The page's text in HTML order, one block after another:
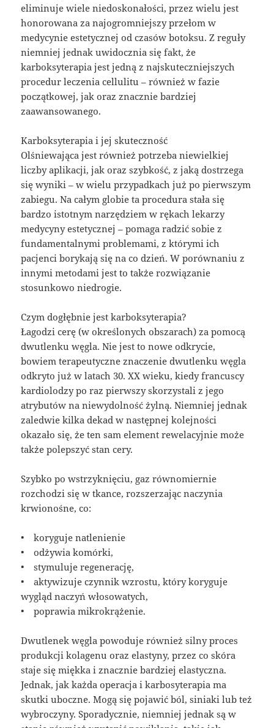
eliminuje wiele niedoskonałości, przez wielu jest
honorowana za najogromniejszy przełom w
medycynie estetycznej od czasów botoksu. Z reguły
niemniej jednak uwidocznia się fakt, że
karboksyterapia jest jedną z najskuteczniejszych
procedur leczenia cellulitu – również w fazie
początkowej, jak oraz znacznie bardziej
zaawansowanego.
Karboksyterapia i jej skuteczność
Olśniewająca jest również potrzeba niewielkiej
liczby aplikacji, jak oraz szybkość, z jaką dostrzega
się wyniki – w wielu przypadkach już po pierwszym
zabiegu. Na całym globie ta procedura stała się
bardzo istotnym narzędziem w rękach lekarzy
medycyny estetycznej – pomaga radzić sobie z
fundamentalnymi problemami, z którymi ich
pacjenci borykają się na co dzień. W porównaniu z
innymi metodami jest to także rozwiązanie
stosunkowo niedrogie.
Czym dogłębnie jest karboksyterapia?
Łagodzi cerę (w określonych obszarach) za pomocą
dwutlenku węgla. Nie jest to nowe odkrycie,
bowiem terapeutyczne znaczenie dwutlenku węgla
odkryto już w latach 30. XX wieku, kiedy francuscy
kardiolodzy po raz pierwszy skorzystali z jego
atrybutów na niewydolność żylną. Niemniej jednak
zaledwie kilka dekad w następnej kolejności
okazało się, że ten sam element rewelacyjnie może
także polepszyć stan cery.
Szybko po wstrzyknięciu, gaz równomiernie
rozchodzi się w tkance, rozszerzając naczynia
krwionośne, co:
• koryguje natlenienie
• odżywia komórki,
• stymuluje regenerację,
• aktywizuje czynnik wzrostu, który koryguje
wygląd naczyń włosowatych,
• poprawia mikrokrążenie.
Dwutlenek węgla powoduje również silny proces
produkcji kolagenu oraz elastyny, przez co skóra
staje się miękka i znacznie bardziej elastyczna.
Jednak, jak każda operacja i karbosyterapia ma
skutki uboczne. Mogą się pojawić ból, siniaki lub też
wybroczyny. Sporadycznie, niemniej jednak są w